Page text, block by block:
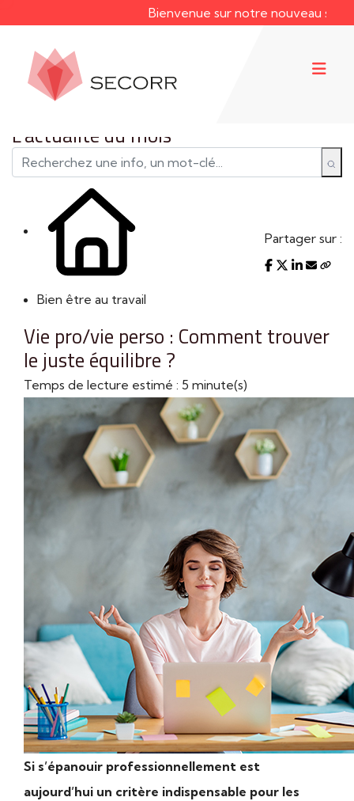
Bienvenue sur notre nouveau site web !
L'actualité du mois
Bien être au travail
Partager sur :
Vie pro/vie perso : Comment trouver
le juste équilibre ?
Temps de lecture estimé : 5 minute(s)
Si s’épanouir professionnellement est
aujourd’hui un critère indispensable pour les